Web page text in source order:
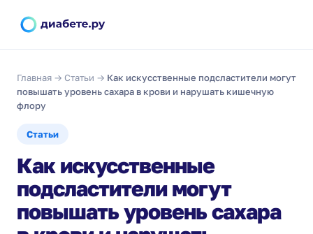
Главная → Статьи → Как искусственные подсластители могут
повышать уровень сахара в крови и нарушать кишечную
флору
Статьи
Как искусственные
подсластители могут
повышать уровень сахара